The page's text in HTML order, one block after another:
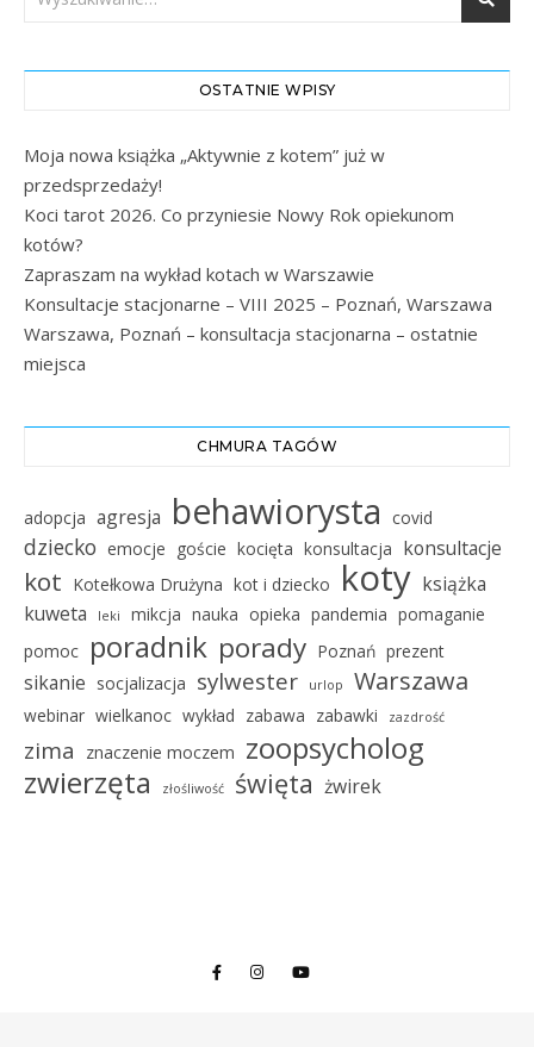
OSTATNIE WPISY
Moja nowa książka „Aktywnie z kotem” już w
przedsprzedaży!
Koci tarot 2026. Co przyniesie Nowy Rok opiekunom
kotów?
Zapraszam na wykład kotach w Warszawie
Konsultacje stacjonarne – VIII 2025 – Poznań, Warszawa
Warszawa, Poznań – konsultacja stacjonarna – ostatnie
miejsca
CHMURA TAGÓW
adopcja agresja behawiorysta covid
dziecko emocje goście kocięta konsultacja konsultacje
kot Kotełkowa Drużyna kot i dziecko koty książka
kuweta
leki mikcja nauka opieka pandemia pomaganie
pomoc poradnik porady Poznań prezent
sikanie socjalizacja sylwester urlop Warszawa
webinar wielkanoc wykład zabawa zabawki zazdrość
zima znaczenie moczem zoopsycholog
zwierzęta
złośliwość święta żwirek